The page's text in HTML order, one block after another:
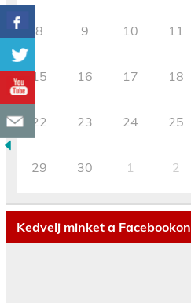
8 9 10 11
15 16 17 18
22 23 24 25
29 30 1 2
Kedvelj minket a Facebookon